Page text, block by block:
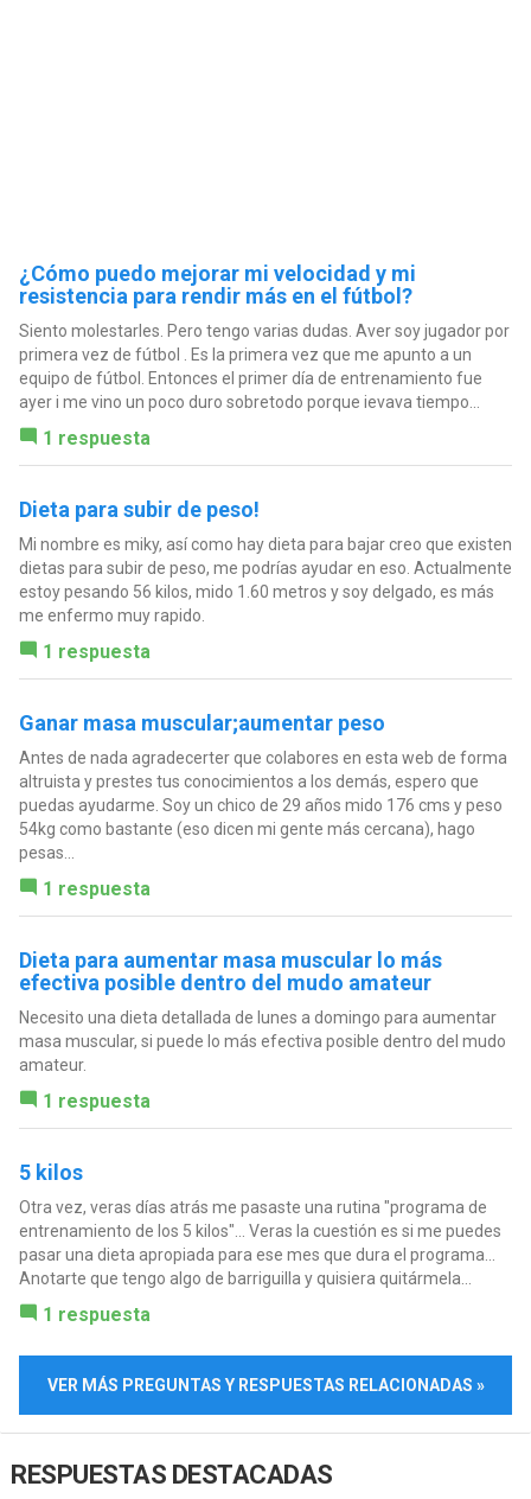
¿Cómo puedo mejorar mi velocidad y mi
resistencia para rendir más en el fútbol?
Siento molestarles. Pero tengo varias dudas. Aver soy jugador por
primera vez de fútbol . Es la primera vez que me apunto a un
equipo de fútbol. Entonces el primer día de entrenamiento fue
ayer i me vino un poco duro sobretodo porque ievava tiempo...
1 respuesta
Dieta para subir de peso!
Mi nombre es miky, así como hay dieta para bajar creo que existen
dietas para subir de peso, me podrías ayudar en eso. Actualmente
estoy pesando 56 kilos, mido 1.60 metros y soy delgado, es más
me enfermo muy rapido.
1 respuesta
Ganar masa muscular;aumentar peso
Antes de nada agradecerter que colabores en esta web de forma
altruista y prestes tus conocimientos a los demás, espero que
puedas ayudarme. Soy un chico de 29 años mido 176 cms y peso
54kg como bastante (eso dicen mi gente más cercana), hago
pesas...
1 respuesta
Dieta para aumentar masa muscular lo más
efectiva posible dentro del mudo amateur
Necesito una dieta detallada de lunes a domingo para aumentar
masa muscular, si puede lo más efectiva posible dentro del mudo
amateur.
1 respuesta
5 kilos
Otra vez, veras días atrás me pasaste una rutina "programa de
entrenamiento de los 5 kilos"... Veras la cuestión es si me puedes
pasar una dieta apropiada para ese mes que dura el programa...
Anotarte que tengo algo de barriguilla y quisiera quitármela...
1 respuesta
VER MÁS PREGUNTAS Y RESPUESTAS RELACIONADAS »
RESPUESTAS DESTACADAS